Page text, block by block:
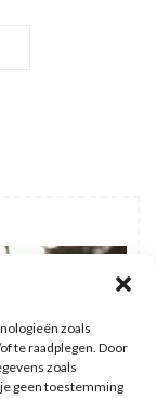
zoals
te raadplegen. Door
zoals
geen toestemming